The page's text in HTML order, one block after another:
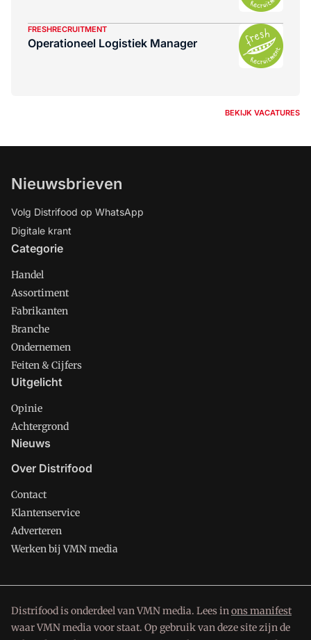
FRESHRECRUITMENT
Operationeel Logistiek Manager
BEKIJK VACATURES
Nieuwsbrieven
Volg Distrifood op WhatsApp
Digitale krant
Categorie
Handel
Assortiment
Fabrikanten
Branche
Ondernemen
Feiten & Cijfers
Uitgelicht
Opinie
Achtergrond
Nieuws
Over Distrifood
Contact
Klantenservice
Adverteren
Werken bij VMN media
Distrifood is onderdeel van VMN media. Lees inons manifest
waar VMN media voor staat. Op gebruik van deze site zijn de